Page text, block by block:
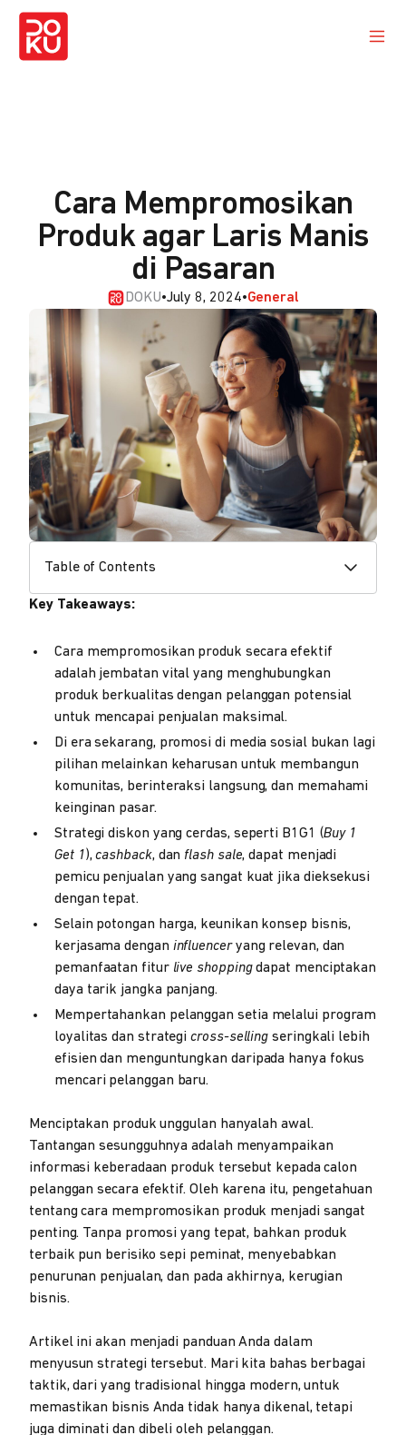
Cara Mempromosikan
Produk agar Laris Manis
di Pasaran
DOKU•July 8, 2024•General
Table of Contents
Key Takeaways:
Cara mempromosikan produk secara efektif
adalah jembatan vital yang menghubungkan
produk berkualitas dengan pelanggan potensial
untuk mencapai penjualan maksimal.
Di era sekarang, promosi di media sosial bukan lagi
pilihan melainkan keharusan untuk membangun
komunitas, berinteraksi langsung, dan memahami
keinginan pasar.
Strategi diskon yang cerdas, seperti B1G1 (Buy 1
Get 1),cashback, dan flash sale, dapat menjadi
pemicu penjualan yang sangat kuat jika dieksekusi
dengan tepat.
Selain potongan harga, keunikan konsep bisnis,
kerjasama dengan influenceryang relevan, dan
pemanfaatan fitur live shoppingdapat menciptakan
daya tarik jangka panjang.
Mempertahankan pelanggan setia melalui program
loyalitas dan strategicross-selling seringkali lebih
efisien dan menguntungkan daripada hanya fokus
mencari pelanggan baru.
Menciptakan produk unggulan hanyalah awal.
Tantangan sesungguhnya adalah menyampaikan
informasi keberadaan produk tersebut kepada calon
pelanggan secara efektif. Oleh karena itu, pengetahuan
tentang cara mempromosikan produk menjadi sangat
penting. Tanpa promosi yang tepat, bahkan produk
terbaik pun berisiko sepi peminat, menyebabkan
penurunan penjualan, dan pada akhirnya, kerugian
bisnis.
Artikel ini akan menjadi panduan Anda dalam
menyusun strategi tersebut. Mari kita bahas berbagai
taktik, dari yang tradisional hingga modern, untuk
memastikan bisnis Anda tidak hanya dikenal, tetapi
juga diminati dan dibeli oleh pelanggan.